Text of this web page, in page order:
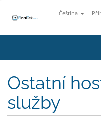
Čeština
Ostatní
služby